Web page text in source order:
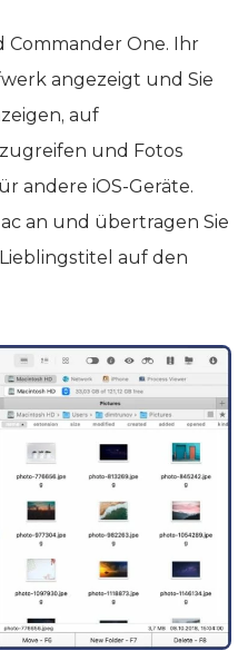
Commander One. Ihr
angezeigt und Sie
auf
und Fotos
andere iOS-Geräte.
an und übertragen Sie
auf den